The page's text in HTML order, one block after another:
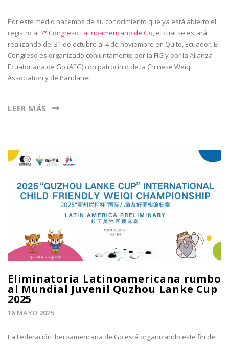
Por este medio hacemos de su conocimiento que ya está abierto el
registro al 7° Congreso Latinoamericano de Go, el cual se estará
realizando del 31 de octubre al 4 de noviembre en Quito, Ecuador. El
Congreso es organizado conjuntamente por la FIG y por la Alianza
Ecuatoriana de Go (AEG) con patrocinio de la Chinese Weiqi
Association y de Pandanet.
LEER MÁS
Eliminatoria Latinoamericana rumbo
al Mundial Juvenil Quzhou Lanke Cup
2025
16 MAYO 2025
La Federación Iberoamericana de Go está organizando este fin de